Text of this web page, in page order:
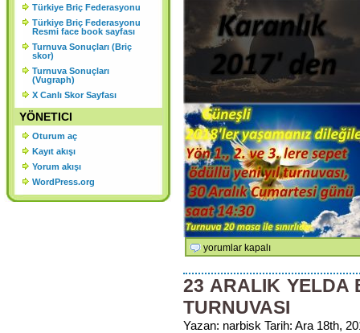
2018
Yıl
için
yorumlar kapalı
23 ARALIK YELDA
TURNUVASI
Yazan: narbisk Tarih: Ara 18th,
Türkiye Briç Federasyonu
Türkiye Briç Federasyonu
Resmi face book sayfası
Turnuva Sonuçları (Briç
skor)
Turnuva Sonuçları
(Vugraph)
X Canlı Skor Sayfası
YÖNETICI
Oturum aç
Kayıt akışı
Yorum akışı
WordPress.org